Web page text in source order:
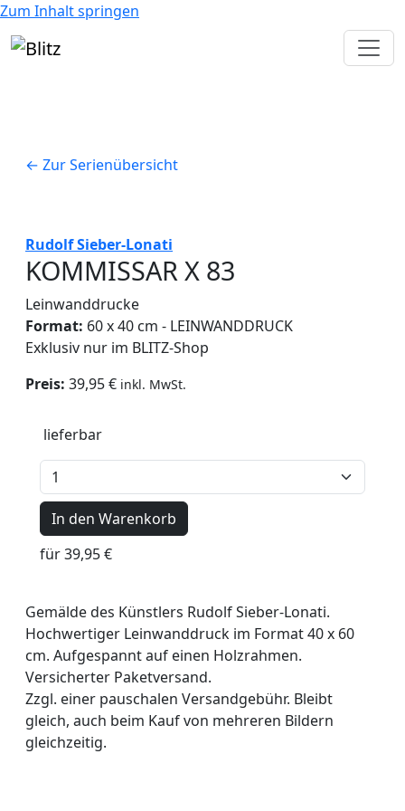
Zum Inhalt springen
← Zur Serienübersicht
Rudolf Sieber-Lonati
KOMMISSAR X 83
Leinwanddrucke
Format: 60 x 40 cm - LEINWANDDRUCK
Exklusiv nur im BLITZ-Shop
Preis: 39,95 € inkl. MwSt.
lieferbar
In den Warenkorb
für 39,95 €
Gemälde des Künstlers Rudolf Sieber-Lonati.
Hochwertiger Leinwanddruck im Format 40 x 60
cm. Aufgespannt auf einen Holzrahmen.
Versicherter Paketversand.
Zzgl. einer pauschalen Versandgebühr. Bleibt
gleich, auch beim Kauf von mehreren Bildern
gleichzeitig.